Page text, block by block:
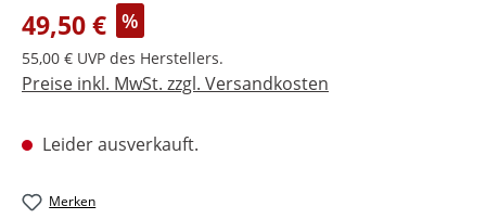
Verkaufspreis:
49,50 € %
Regulärer Preis:
55,00 € UVP des Herstellers.
Preise inkl. MwSt. zzgl. Versandkosten
Leider ausverkauft.
Merken